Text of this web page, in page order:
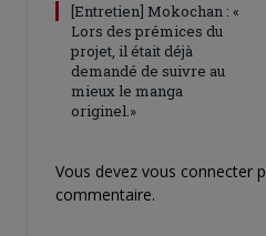
[Entretien] Mokochan : «
Lors des prémices du
projet, il était déjà
demandé de suivre au
mieux le manga
originel.»
Vous devez vous connecter
commentaire.